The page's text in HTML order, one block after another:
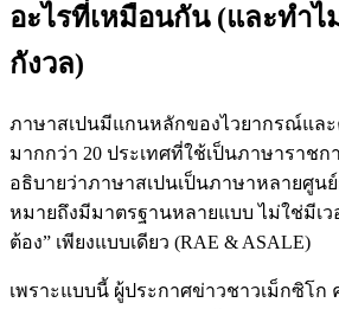
อะไรที่เหมือนกัน (และทำ
กังวล)
ภาษาสเปนมีแกนหลักของไวยากรณ์แล
มากกว่า 20 ประเทศที่ใช้เป็นภาษาราชก
อธิบายว่าภาษาสเปนเป็นภาษาหลายศูนย์
หมายถึงมีมาตรฐานหลายแบบ ไม่ใช่มีเว
ต้อง” เพียงแบบเดียว (RAE & ASALE)
เพราะแบบนี้ ผู้ประกาศข่าวชาวเม็กซิโก